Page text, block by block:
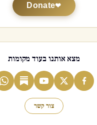
Donate
מצא אותנו בעוד מקומות
צור קשר